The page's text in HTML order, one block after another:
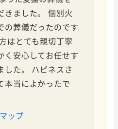
きました。 個別火
の葬儀だったのです
はとても親切丁寧
く安心してお任せす
した。 ハピネスさ
本当によかったで
ップ